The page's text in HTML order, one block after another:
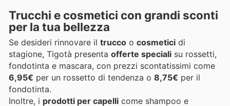
Trucchi e cosmetici con grandi sconti
per la tua bellezza
Se desideri rinnovare il trucco o cosmetici di
stagione, Tigotà presenta offerte speciali su rossetti,
fondotinta e mascara, con prezzi scontatissimi come
6,95€ per un rossetto di tendenza o 8,75€ per il
fondotinta.
Inoltre, i prodotti per capelli come shampoo e